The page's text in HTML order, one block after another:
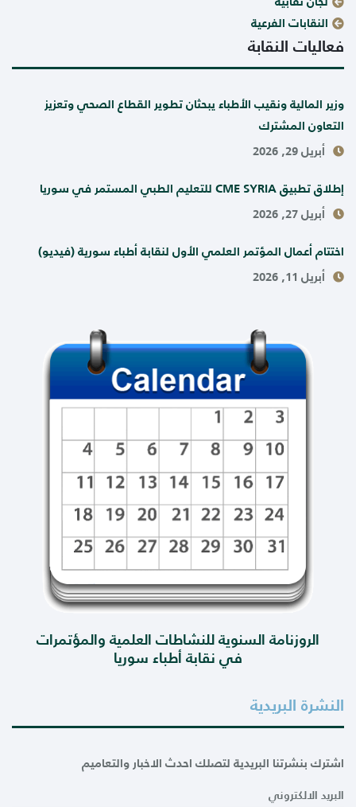
النقابات الفرعية
فعاليات النقابة
وزير المالية ونقيب الأطباء يبحثان تطوير القطاع الصحي وتعزيز
التعاون المشترك
أبريل 29, 2026
إطلاق تطبيق CME SYRIA للتعليم الطبي المستمر في سوريا
أبريل 27, 2026
اختتام أعمال المؤتمر العلمي الأول لنقابة أطباء سورية (فيديو)
أبريل 11, 2026
الروزنامة السنوية للنشاطات العلمية والمؤتمرات
في نقابة أطباء سوريا
النشرة البريدية
اشترك بنشرتنا البريدية لتصلك احدث الاخبار والتعاميم
البريد الالكتروني